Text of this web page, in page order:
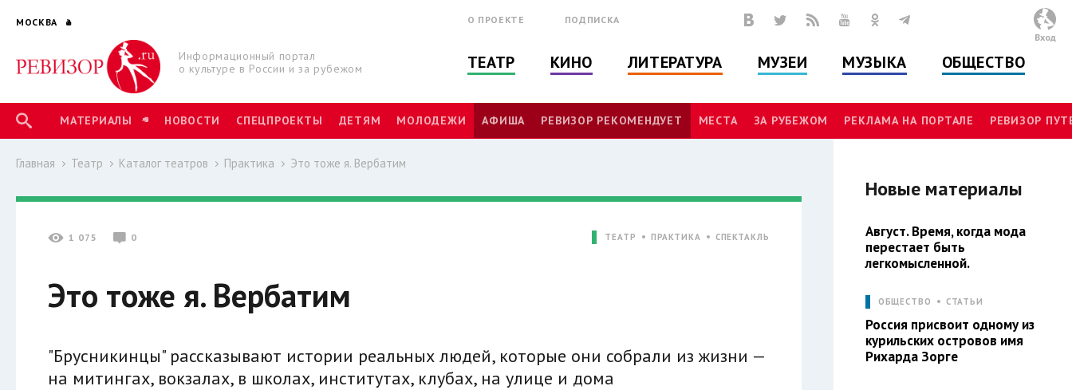
МОСКВА
Информационный портал
о культуре в России и за рубежом
О ПРОЕКТЕ ПОДПИСКА
ТЕАТР КИНО ЛИТЕРАТУРА МУЗЕИ МУЗЫКА ОБЩЕСТВО
Вход
МАТЕРИАЛЫ НОВОСТИ СПЕЦПРОЕКТЫ ДЕТЯМ МОЛОДЕЖИ АФИША РЕВИЗОР РЕКОМЕНДУЕТ МЕСТА ЗА РУБЕЖОМ РЕКЛАМА НА ПОРТАЛЕ РЕВИЗОР
Главная Театр Каталог театров Практика Это тоже я. Вербатим
1 075 0 ТЕАТР ПРАКТИКА СПЕКТАКЛЬ
Это тоже я. Вербатим
"Брусникинцы" рассказывают истории реальных людей, которые они собрали из жизни —
на митингах, вокзалах, в школах, институтах, клубах, на улице и дома
Новые материалы
Август. Время, когда мода
перестает быть
легкомысленной.
ОБЩЕСТВО СТАТЬИ
Россия присвоит одному из
курильских островов имя
Рихарда Зорге